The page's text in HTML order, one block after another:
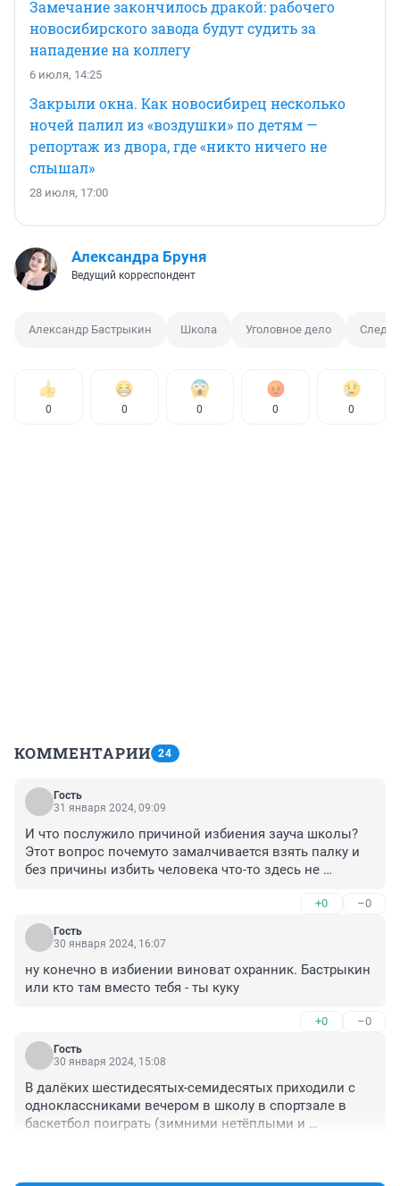
Замечание закончилось дракой: рабочего
новосибирского завода будут судить за
нападение на коллегу
6 июля, 14:25
Закрыли окна. Как новосибирец несколько
ночей палил из «воздушки» по детям —
репортаж из двора, где «никто ничего не
слышал»
28 июля, 17:00
Александра Бруня
Ведущий корреспондент
Александр Бастрыкин Школа Уголовное дело
0 0 0 0 0
КОММЕНТАРИИ 24
Гость
31 января 2024, 09:09
И что послужило причиной избиения зауча школы?
Этот вопрос почемуто замалчивается взять палку и
без причины избить человека что-то здесь не
+0 –0
Гость
30 января 2024, 16:07
ну конечно в избиении виноват охранник. Бастрыкин
или кто там вместо тебя - ты куку
+0 –0
Гость
30 января 2024, 15:08
В далёких шестидесятых-семидесятых приходили с
одноклассниками вечером в школу в спортзале в
баскетбол поиграть (зимними нетёплыми и